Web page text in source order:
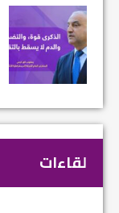
لقاءات